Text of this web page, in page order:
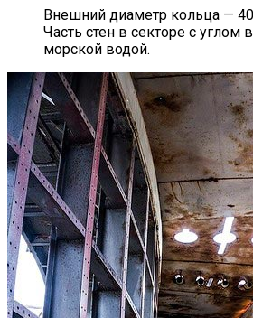
Внешний диаметр кольца —
Часть стен в секторе с углом
морской водой.